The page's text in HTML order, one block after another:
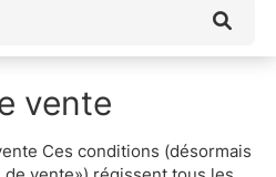
vente
Ces conditions (désormais